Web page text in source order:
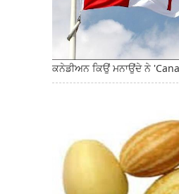
ਕਨੇਡੀਅਨ ਕਿਉਂ ਮਨਾਉਂਦੇ ਨੇ